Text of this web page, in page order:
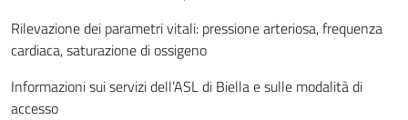
Rilevazione dei parametri vitali: pressione arteriosa, frequenza
cardiaca, saturazione di ossigeno
Informazioni sui servizi dell’ASL di Biella e sulle modalità di
accesso